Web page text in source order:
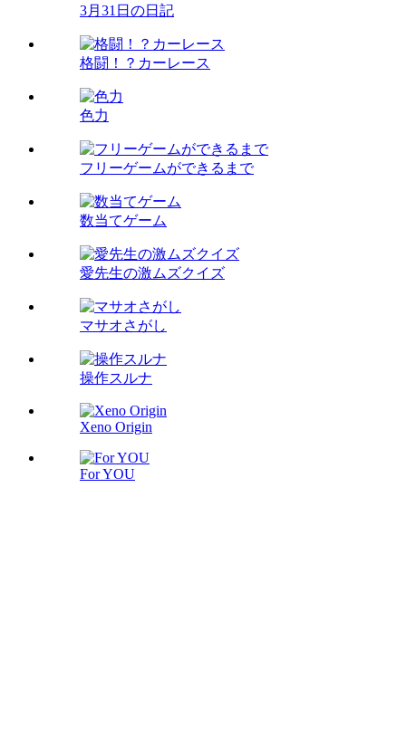
3月31日の日記
格闘！？カーレース
色力
フリーゲームができるまで
数当てゲーム
愛先生の激ムズクイズ
マサオさがし
操作スルナ
Xeno Origin
For YOU